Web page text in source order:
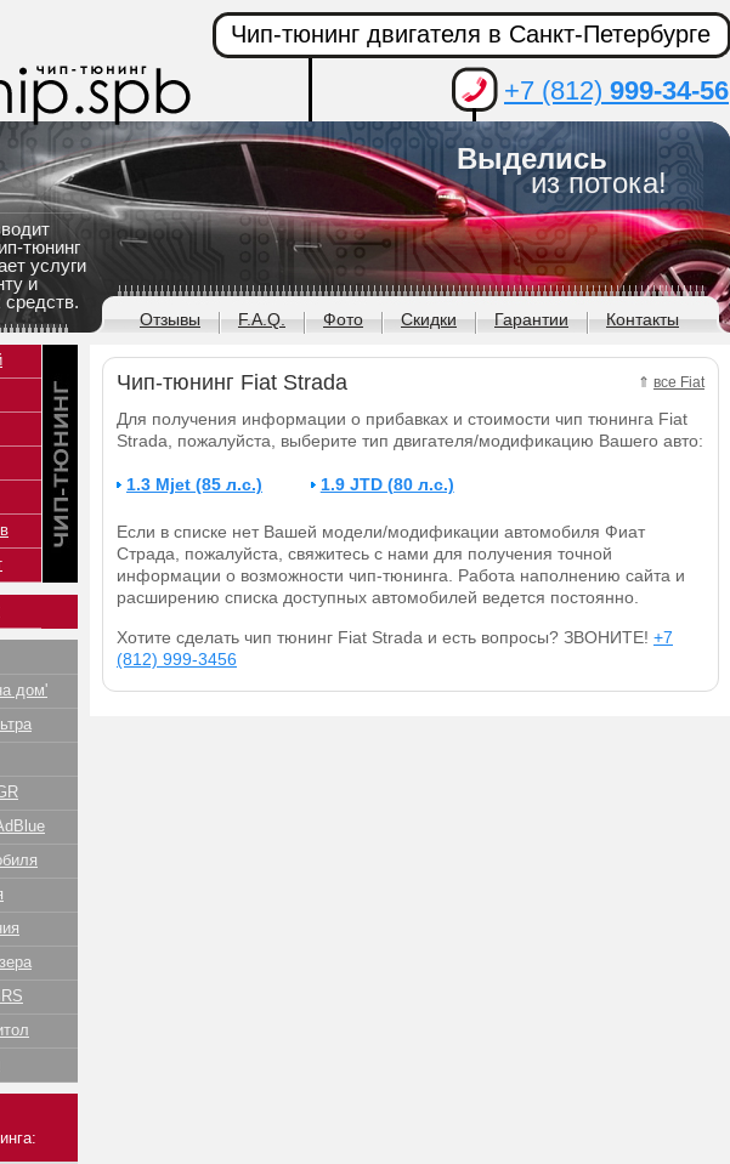
тюнинг
услуги
и
Выделись
из потока!
Чип-тюнинг двигателя в Санкт-Петербурге
+7 (812) 999-34-56
Отзывы F.A.Q. Фото Скидки Гарантии Контакты
⇑ все Fiat
Чип-тюнинг Fiat Strada
Для получения информации о прибавках и стоимости чип тюнинга Fiat
Strada, пожалуйста, выберите тип двигателя/модификацию Вашего авто:
1.3 Mjet (85 л.с.) 1.9 JTD (80 л.с.)
Если в списке нет Вашей модели/модификации автомобиля Фиат
Страда, пожалуйста, свяжитесь с нами для получения точной
информации о возможности чип-тюнинга. Работа наполнению сайта и
расширению списка доступных автомобилей ведется постоянно.
Хотите сделать чип тюнинг Fiat Strada и есть вопросы? ЗВОНИТЕ! +7
(812) 999-3456
дом'